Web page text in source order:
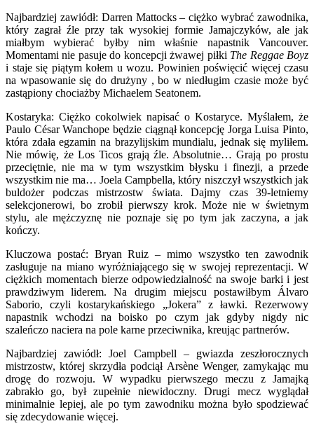
Najbardziej zawiódł: Darren Mattocks – ciężko wybrać zawodnika,
który zagrał źle przy tak wysokiej formie Jamajczyków, ale jak
miałbym wybierać byłby nim właśnie napastnik Vancouver.
Momentami nie pasuje do koncepcji żwawej piłki The Reggae Boyz
i staje się piątym kołem u wozu. Powinien poświęcić więcej czasu
na wpasowanie się do drużyny , bo w niedługim czasie może być
zastąpiony chociażby Michaelem Seatonem.
Kostaryka: Ciężko cokolwiek napisać o Kostaryce. Myślałem, że
Paulo César Wanchope będzie ciągnął koncepcję Jorga Luisa Pinto,
która zdała egzamin na brazylijskim mundialu, jednak się myliłem.
Nie mówię, że Los Ticos grają źle. Absolutnie… Grają po prostu
przeciętnie, nie ma w tym wszystkim błysku i finezji, a przede
wszystkim nie ma… Joela Campbella, który niszczył wszystkich jak
buldożer podczas mistrzostw świata. Dajmy czas 39-letniemy
selekcjonerowi, bo zrobił pierwszy krok. Może nie w świetnym
stylu, ale mężczyznę nie poznaje się po tym jak zaczyna, a jak
kończy.
Kluczowa postać: Bryan Ruiz – mimo wszystko ten zawodnik
zasługuje na miano wyróżniającego się w swojej reprezentacji. W
ciężkich momentach bierze odpowiedzialność na swoje barki i jest
prawdziwym liderem. Na drugim miejscu postawiłbym Álvaro
Saborio, czyli kostarykańskiego „Jokera” z ławki. Rezerwowy
napastnik wchodzi na boisko po czym jak gdyby nigdy nic
szaleńczo naciera na pole karne przeciwnika, kreując partnerów.
Najbardziej zawiódł: Joel Campbell – gwiazda zeszłorocznych
mistrzostw, której skrzydła podciął Arsène Wenger, zamykając mu
drogę do rozwoju. W wypadku pierwszego meczu z Jamajką
zabrakło go, był zupełnie niewidoczny. Drugi mecz wyglądał
minimalnie lepiej, ale po tym zawodniku można było spodziewać
się zdecydowanie więcej.